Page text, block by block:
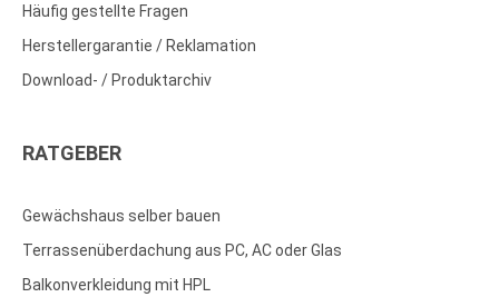
Häufig gestellte Fragen
Herstellergarantie / Reklamation
Download- / Produktarchiv
RATGEBER
Gewächshaus selber bauen
Terrassenüberdachung aus PC, AC oder Glas
Balkonverkleidung mit HPL